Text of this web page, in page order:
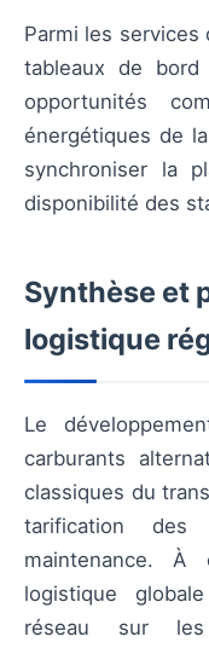
Parmi les
tableaux de
opportunités
énergétiques de
synchroniser la
disponibilité des
Synthèse et
logistique
Le
carburants
classiques du
tarification
maintenance.
logistique
réseau sur les